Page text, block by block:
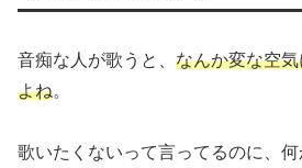
音痴な人が歌うと、 なんか変な空
よね。
歌いたくないって言ってるのに、